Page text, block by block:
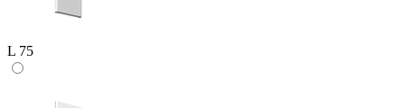
L 75